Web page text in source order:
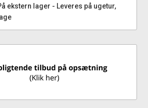
ekstern lager - Leveres på ugetur,